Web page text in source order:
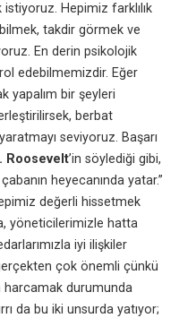
istiyoruz. Hepimiz farklılık
takdir görmek ve
En derin psikolojik
edebilmemizdir. Eğer
yapalım bir şeyleri
berbat
seviyoruz. Başarı
Roosevelt’in söylediği gibi,
heyecanında yatar.”
değerli hissetmek
yöneticilerimizle hatta
iyi ilişkiler
çok önemli çünkü
durumunda
da bu iki unsurda yatıyor;